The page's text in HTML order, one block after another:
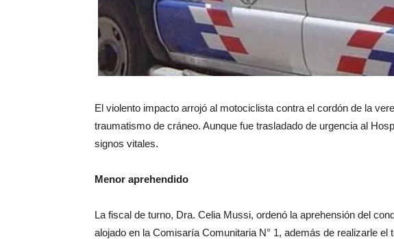
El violento impacto arrojó al motociclista contra el cordón de la
traumatismo de cráneo. Aunque fue trasladado de urgencia al
signos vitales.
Menor aprehendido
La fiscal de turno, Dra. Celia Mussi, ordenó la aprehensión del
alojado en la Comisaría Comunitaria N° 1, además de realizarle